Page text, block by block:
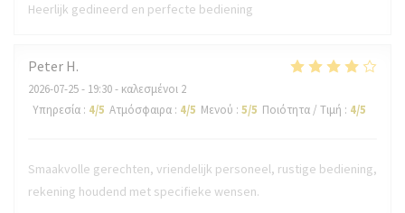
Heerlijk gedineerd en perfecte bediening
Peter H
2026-07-25- 19:30 - καλεσμένοι 2
Υπηρεσία : 4/5 Ατμόσφαιρα : 4/5 Μενού : 5/5 Ποιότητα / Τιμή : 4/5
Smaakvolle gerechten, vriendelijk personeel, rustige bediening,
rekening houdend met specifieke wensen.